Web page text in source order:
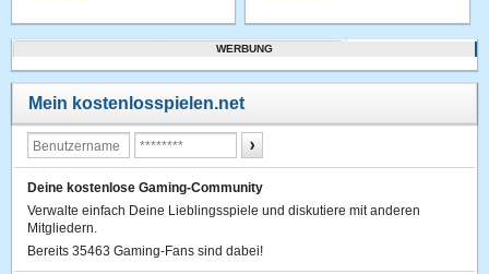
WERBUNG
Mein kostenlosspielen.net
Deine kostenlose Gaming-Community
Verwalte einfach Deine Lieblingsspiele und diskutiere mit anderen
Mitgliedern.
Bereits 35463 Gaming-Fans sind dabei!